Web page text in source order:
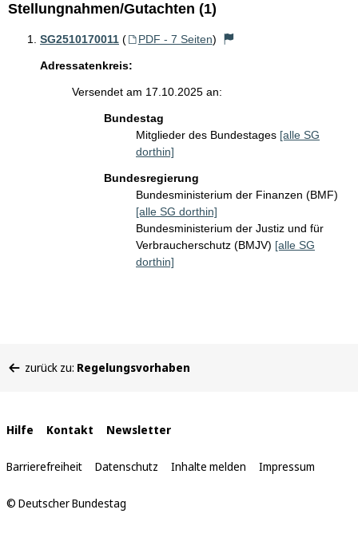
Stellungnahmen/Gutachten (1)
SG2510170011 ( PDF - 7 Seiten)
Adressatenkreis:
Versendet am 17.10.2025 an:
Bundestag
Mitglieder des Bundestages [alle SG
dorthin]
Bundesregierung
Bundesministerium der Finanzen (BMF)
[alle SG dorthin]
Bundesministerium der Justiz und für
Verbraucherschutz (BMJV) [alle SG
dorthin]
befinden
zurück zu: Regelungsvorhaben
Interne
Links
Hilfe Kontakt Newsletter
Barrierefreiheit Datenschutz Inhalte melden Impressum
© Deutscher Bundestag